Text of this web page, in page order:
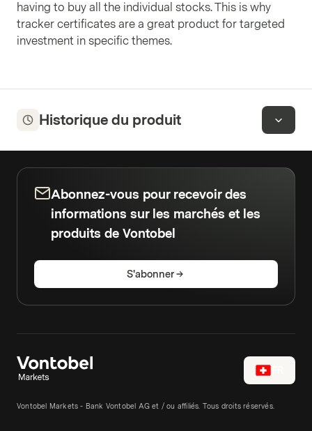
having to buy all the individual stocks. This is why
tracker certificates are a great product for targeted
investment in specific themes.
Historique du produit
Abonnez-vous pour recevoir des
informations sur les marchés et les
produits de Vontobel
S'abonner
Vontobel Markets - Bank Vontobel AG et / ou affiliés. Tous droits réservés.